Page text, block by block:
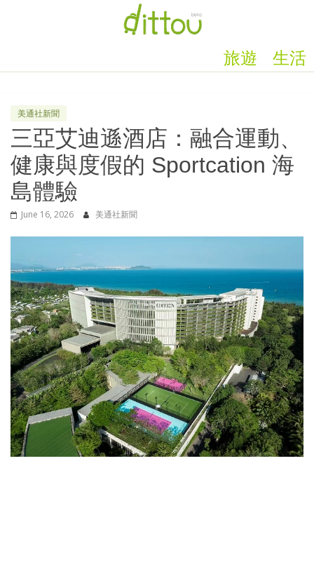
生活
旅遊
美通社新聞
三亞艾迪遜酒店：融合運動、
健康與度假的 Sportcation 海
島體驗
June 16, 2026 美通社新聞